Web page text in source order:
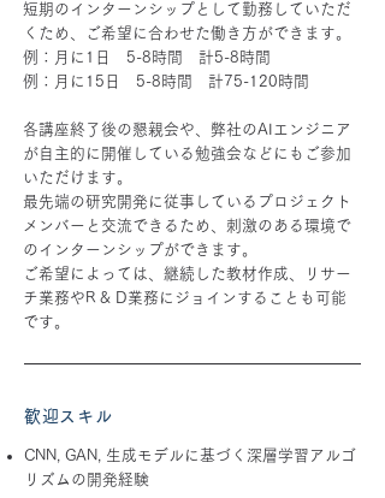
短期のインターンシップとして勤務していただ
くため、ご希望に合わせた働き方ができます。
例：月に1日 5-8時間 計5-8時間
例：月に15日 5-8時間 計75-120時間
各講座終了後の懇親会や、弊社のAIエンジニア
が自主的に開催している勉強会などにもご参加
いただけます。
最先端の研究開発に従事しているプロジェクト
メンバーと交流できるため、刺激のある環境で
のインターンシップができます。
ご希望によっては、継続した教材作成、リサー
チ業務やR & D業務にジョインすることも可能
です。
歓迎スキル
CNN, GAN, 生成モデルに基づく深層学習アルゴ
リズムの開発経験